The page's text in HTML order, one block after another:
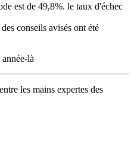
est de 49,8%. le taux d'échec
conseils avisés ont été
là
les mains expertes des